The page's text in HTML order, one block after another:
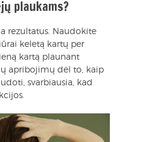
plaukams?
rezultatus. Naudokite
keletą kartų per
kartą plaunant
apribojimų dėl to, kaip
svarbiausia, kad